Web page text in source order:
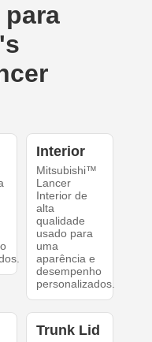
para
Interior
Mitsubishi™
Lancer
Interior de
alta
qualidade
usado para
uma
aparência e
desempenho
personalizados.
Trunk Lid